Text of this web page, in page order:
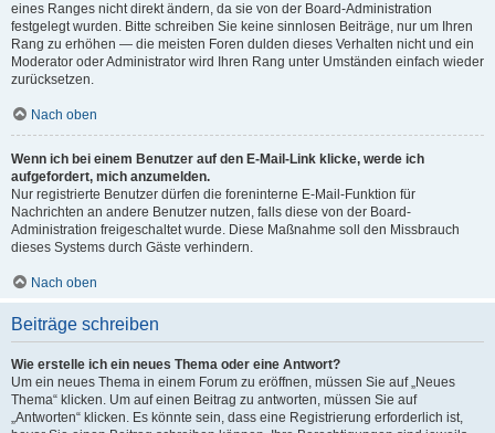
eines Ranges nicht direkt ändern, da sie von der Board-Administration
festgelegt wurden. Bitte schreiben Sie keine sinnlosen Beiträge, nur um Ihren
Rang zu erhöhen — die meisten Foren dulden dieses Verhalten nicht und ein
Moderator oder Administrator wird Ihren Rang unter Umständen einfach wieder
zurücksetzen.
Nach oben
Wenn ich bei einem Benutzer auf den E-Mail-Link klicke, werde ich
aufgefordert, mich anzumelden.
Nur registrierte Benutzer dürfen die foreninterne E-Mail-Funktion für
Nachrichten an andere Benutzer nutzen, falls diese von der Board-
Administration freigeschaltet wurde. Diese Maßnahme soll den Missbrauch
dieses Systems durch Gäste verhindern.
Nach oben
Beiträge schreiben
Wie erstelle ich ein neues Thema oder eine Antwort?
Um ein neues Thema in einem Forum zu eröffnen, müssen Sie auf „Neues
Thema“ klicken. Um auf einen Beitrag zu antworten, müssen Sie auf
„Antworten“ klicken. Es könnte sein, dass eine Registrierung erforderlich ist,